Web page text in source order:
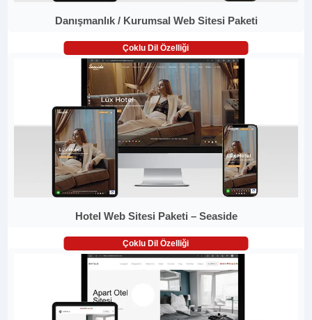
Danışmanlık / Kurumsal Web Sitesi Paketi
Çoklu Dil Özelliği
Hotel Web Sitesi Paketi – Seaside
Çoklu Dil Özelliği